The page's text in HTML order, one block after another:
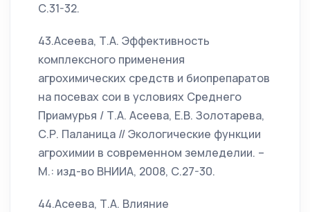
С.31-32.
43.Асеева, Т.А. Эффективность
комплексного применения
агрохимических средств и биопрепаратов
на посевах сои в условиях Среднего
Приамурья / Т.А. Асеева, Е.В. Золотарева,
С.Р. Паланица // Экологические функции
агрохимии в современном земледелии. –
М.: изд-во ВНИИА, 2008, С.27-30.
44.Асеева, Т.А. Влияние